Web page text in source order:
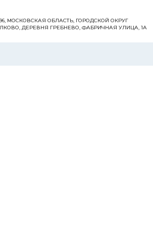
МОСКОВСКАЯ ОБЛАСТЬ, ГОРОДСКОЙ ОКРУГ
ДЕРЕВНЯ ГРЕБНЕВО, ФАБРИЧНАЯ УЛИЦА, 1А